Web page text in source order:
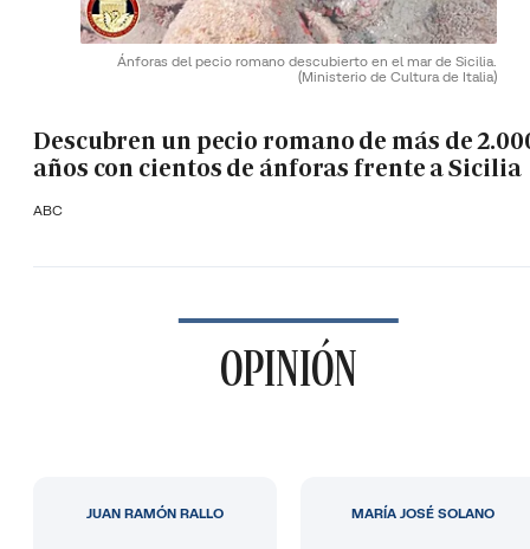
Ánforas del pecio romano descubierto en el mar de Sicilia.
(Ministerio de Cultura de Italia)
Descubren un pecio romano de más de
años con cientos de ánforas frente a Sicilia
ABC
OPINIÓN
JUAN RAMÓN RALLO MARÍA JOSÉ SOLANO